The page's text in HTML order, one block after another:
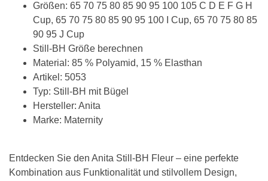
Größen: 65 70 75 80 85 90 95 100 105 C D E F G H
Cup, 65 70 75 80 85 90 95 100 I Cup, 65 70 75 80 85
90 95 J Cup
Still-BH Größe berechnen
Material: 85 % Polyamid, 15 % Elasthan
Artikel: 5053
Typ: Still-BH mit Bügel
Hersteller: Anita
Marke: Maternity
Entdecken Sie den Anita Still-BH Fleur – eine perfekte
Kombination aus Funktionalität und stilvollem Design,